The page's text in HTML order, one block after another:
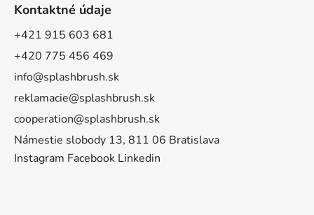
Kontaktné údaje
+421 915 603 681
+420 775 456 469
info@splashbrush.sk
reklamacie@splashbrush.sk
cooperation@splashbrush.sk
Námestie slobody 13, 811 06 Bratislava
Instagram Facebook Linkedin